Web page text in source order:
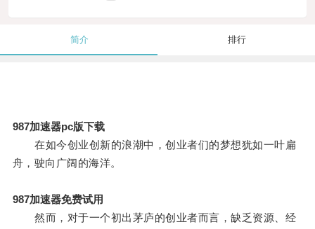
简介 排行
987加速器pc版下载
在如今创业创新的浪潮中，创业者们的梦想犹如一叶扁
舟，驶向广阔的海洋。
987加速器免费试用
然而，对于一个初出茅庐的创业者而言，缺乏资源、经